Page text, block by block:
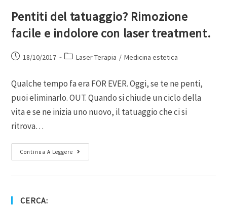
Pentiti del tatuaggio? Rimozione
facile e indolore con laser treatment.
18/10/2017 Laser Terapia / Medicina estetica
Qualche tempo fa era FOR EVER. Oggi, se te ne penti,
puoi eliminarlo. OUT. Quando si chiude un ciclo della
vita e se ne inizia uno nuovo, il tatuaggio che ci si
ritrova…
Continua A Leggere
CERCA: